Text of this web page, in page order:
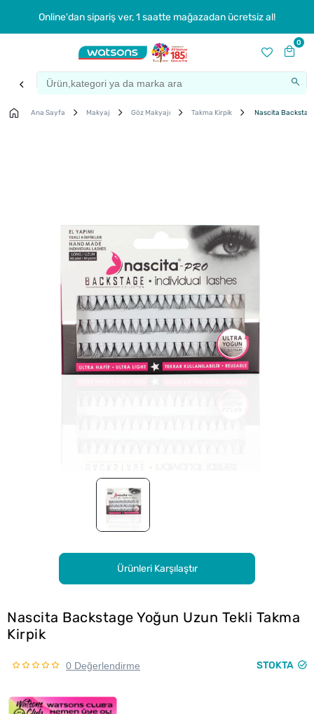
Online'dan sipariş ver, 1 saatte mağazadan ücretsiz al!
0
Ana Sayfa Makyaj Göz Makyajı Takma Kirpik Nascita
Ürünleri Karşılaştır
Nascita Backstage Yoğun Uzun Tekli Takma
Kirpik
0 Değerlendirme STOKTA